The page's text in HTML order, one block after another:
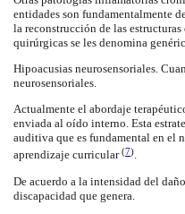
entidades son fundamentalmente
la reconstrucción de las
quirúrgicas se les denomina
Hipoacusias neurosensoriales.
neurosensoriales.
Actualmente el abordaje
enviada al oído interno. Esta
auditiva que es fundamental en el
aprendizaje curricular(7).
De acuerdo a la intensidad del
discapacidad que genera.